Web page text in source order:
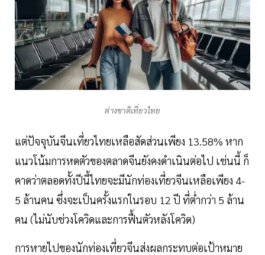
ต่างชาติเที่ยวไทย
แต่ปัจจุบันจีนเที่ยวไทยเหลือสัดส่วนเพียง 13.58% หาก
แนวโน้มการหดตัวของตลาดจีนยังคงดำเนินต่อไป เช่นนี้ ก็
คาดว่าตลอดทั้งปีนี้ไทยจะมีนักท่องเที่ยวจีนเหลือเพียง 4-
5 ล้านคน ซึ่งจะเป็นครั้งแรกในรอบ 12 ปี ที่ต่ำกว่า 5 ล้าน
คน (ไม่นับช่วงโควิดและการฟื้นตัวหลังโควิด)
การหายไปของนักท่องเที่ยวจีนส่งผลกระทบต่อเป้าหมาย